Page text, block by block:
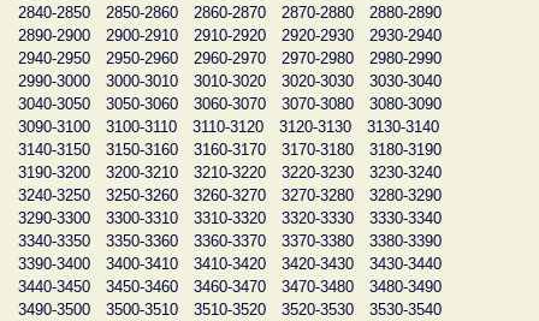
2840-2850
2850-2860 2860-2870 2870-2880
2880-2890
2890-2900
2900-2910 2910-2920 2920-2930
2930-2940
2940-2950
2950-2960 2960-2970 2970-2980
2980-2990
2990-3000
3000-3010 3010-3020 3020-3030
3030-3040
3040-3050
3050-3060 3060-3070 3070-3080
3080-3090
3090-3100
3100-3110 3110-3120 3120-3130
3130-3140
3140-3150
3150-3160 3160-3170 3170-3180
3180-3190
3190-3200
3200-3210 3210-3220 3220-3230
3230-3240
3240-3250
3250-3260 3260-3270 3270-3280
3280-3290
3290-3300
3300-3310 3310-3320 3320-3330
3330-3340
3340-3350
3350-3360 3360-3370 3370-3380
3380-3390
3390-3400
3400-3410 3410-3420 3420-3430
3430-3440
3440-3450
3450-3460 3460-3470 3470-3480
3480-3490
3490-3500
3500-3510 3510-3520 3520-3530
3530-3540